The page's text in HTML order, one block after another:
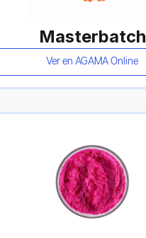
Masterbatch
Ver en AGAMA Online